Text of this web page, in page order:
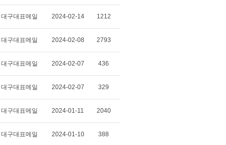
대구대표메일 2024-02-14 1212
대구대표메일 2024-02-08 2793
대구대표메일 2024-02-07 436
대구대표메일 2024-02-07 329
대구대표메일 2024-01-11 2040
대구대표메일 2024-01-10 388